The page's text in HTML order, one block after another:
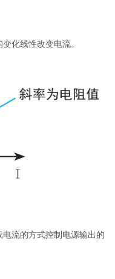
化线性改变电流。
流的方式控制电源输出的